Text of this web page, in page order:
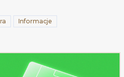
Informacje